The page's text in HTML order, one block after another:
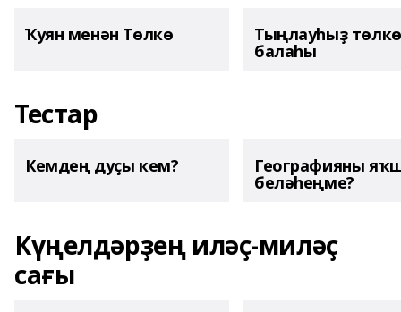
Ҡуян менән Төлкө Тыңлауһыҙ төлкө
балаһы
Тестар
Кемдең дуҫы кем? Географияны
беләһеңме?
Күңелдәрҙең иләҫ-миләҫ
сағы